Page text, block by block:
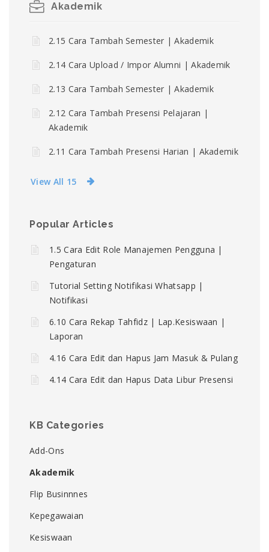
Akademik
2.15 Cara Tambah Semester | Akademik
2.14 Cara Upload / Impor Alumni | Akademik
2.13 Cara Tambah Semester | Akademik
2.12 Cara Tambah Presensi Pelajaran |
Akademik
2.11 Cara Tambah Presensi Harian | Akademik
View All 15
Popular Articles
1.5 Cara Edit Role Manajemen Pengguna |
Pengaturan
Tutorial Setting Notifikasi Whatsapp |
Notifikasi
6.10 Cara Rekap Tahfidz | Lap.Kesiswaan |
Laporan
4.16 Cara Edit dan Hapus Jam Masuk & Pulang
4.14 Cara Edit dan Hapus Data Libur Presensi
KB Categories
Add-Ons
Akademik
Flip Businnnes
Kepegawaian
Kesiswaan